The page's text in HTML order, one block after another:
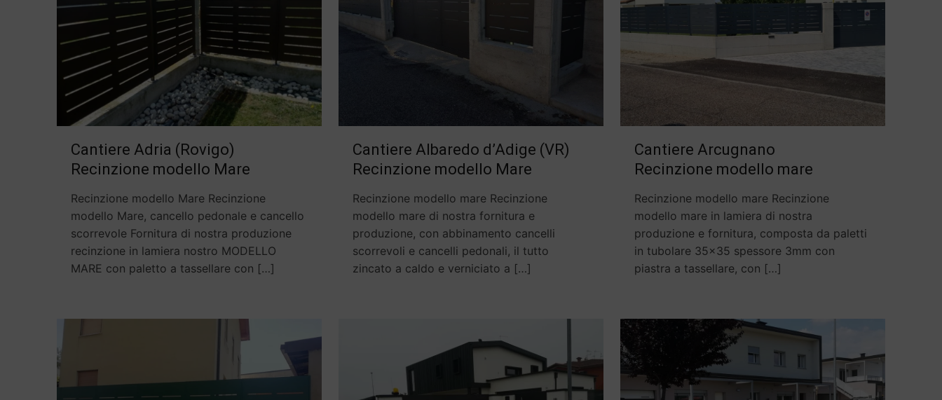
Cantiere Adria (Rovigo)
Recinzione modello Mare
Recinzione modello Mare Recinzione
modello Mare, cancello pedonale e cancello
scorrevole Fornitura di nostra produzione
recinzione in lamiera nostro MODELLO
MARE con paletto a tassellare con […]
Cantiere Albaredo d’Adige (VR)
Recinzione modello Mare
Recinzione modello mare Recinzione
modello mare di nostra fornitura e
produzione, con abbinamento cancelli
scorrevoli e cancelli pedonali, il tutto
zincato a caldo e verniciato a […]
Cantiere Arcugnano
Recinzione modello mare
Recinzione modello mare Recinzione
modello mare in lamiera di nostra
produzione e fornitura, composta da paletti
in tubolare 35×35 spessore 3mm con
piastra a tassellare, con […]